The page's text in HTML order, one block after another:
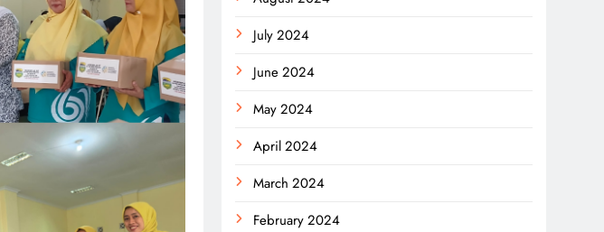
July 2024
June 2024
May 2024
April 2024
March 2024
February 2024